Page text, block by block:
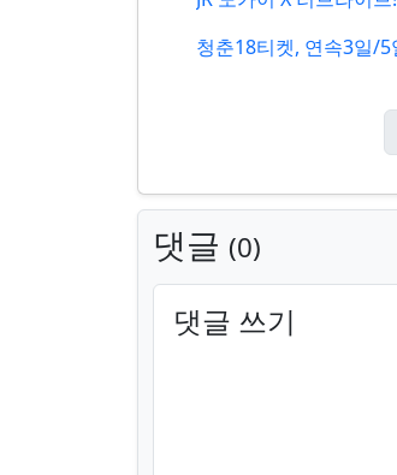
청춘18티켓, 연속3일/5
댓글 0
댓글 쓰기